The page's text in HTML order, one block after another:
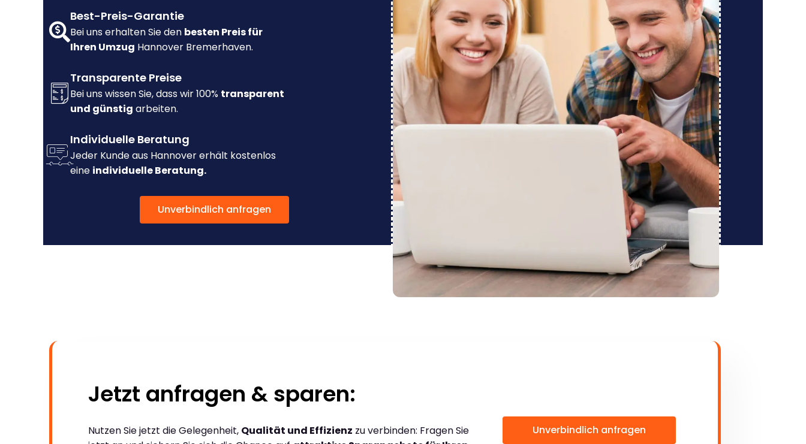
Best-Preis-Garantie
Bei uns erhalten Sie den besten Preis für
Ihren Umzug Hannover Bremerhaven.
Transparente Preise
Bei uns wissen Sie, dass wir 100% transparent
und günstig arbeiten.
Individuelle Beratung
Jeder Kunde aus Hannover erhält kostenlos
eine individuelle Beratung.
Unverbindlich anfragen
Jetzt anfragen & sparen:
Nutzen Sie jetzt die Gelegenheit, Qualität und Effizienz zu verbinden: Fragen Sie
Unverbindlich anfragen